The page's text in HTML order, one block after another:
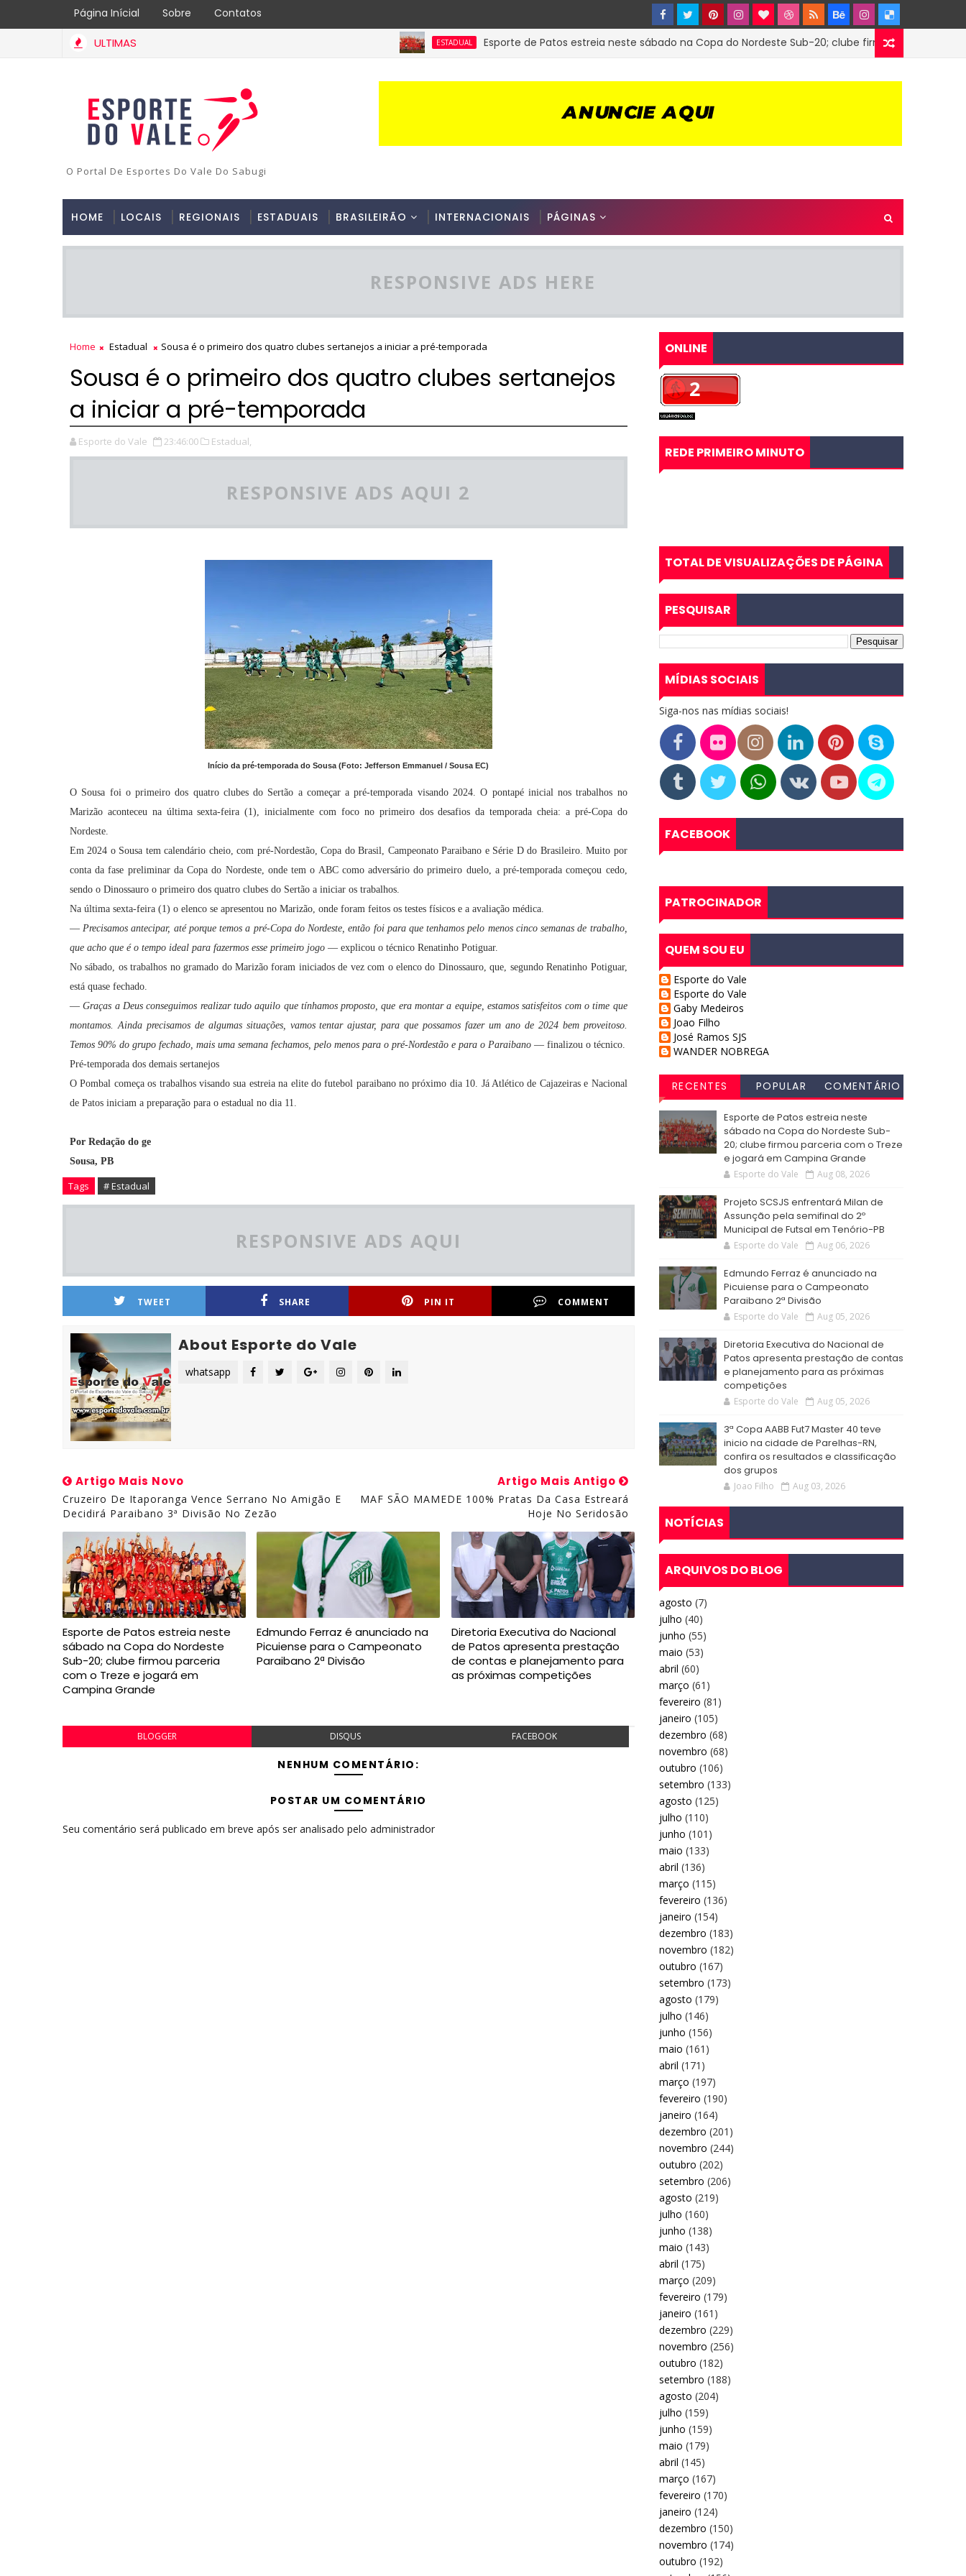
Página Inícial Sobre Contatos
ULTIMAS ESTADUAL Esporte de Patos estreia neste sábado na Copa do Nordeste Sub-20; clube firmou parceria com o
O Portal De Esportes Do Vale Do Sabugi
HOME LOCAIS REGIONAIS ESTADUAIS BRASILEIRÃO INTERNACIONAIS PÁGINAS
RESPONSIVE ADS HERE
Home Estadual Sousa é o primeiro dos quatro clubes sertanejos a iniciar a pré-temporada
Sousa é o primeiro dos quatro clubes sertanejos
a iniciar a pré-temporada
Esporte do Vale 23:46:00 Estadual,
RESPONSIVE ADS AQUI 2
Início da pré-temporada do Sousa (Foto: Jefferson Emmanuel / Sousa EC)
O Sousa foi o primeiro dos quatro clubes do Sertão a começar a pré-temporada visando 2024. O pontapé inicial nos trabalhos no
Marizão aconteceu na última sexta-feira (1), inicialmente com foco no primeiro dos desafios da temporada cheia: a pré-Copa do
Nordeste.
Em 2024 o Sousa tem calendário cheio, com pré-Nordestão, Copa do Brasil, Campeonato Paraibano e Série D do Brasileiro. Muito por
conta da fase preliminar da Copa do Nordeste, onde tem o ABC como adversário do primeiro duelo, a pré-temporada começou cedo,
sendo o Dinossauro o primeiro dos quatro clubes do Sertão a iniciar os trabalhos.
Na última sexta-feira (1) o elenco se apresentou no Marizão, onde foram feitos os testes físicos e a avaliação médica.
— Precisamos antecipar, até porque temos a pré-Copa do Nordeste, então foi para que tenhamos pelo menos cinco semanas de trabalho,
que acho que é o tempo ideal para fazermos esse primeiro jogo — explicou o técnico Renatinho Potiguar.
No sábado, os trabalhos no gramado do Marizão foram iniciados de vez com o elenco do Dinossauro, que, segundo Renatinho Potiguar,
está quase fechado.
—Graças a Deus conseguimos realizar tudo aquilo que tínhamos proposto, que era montar a equipe, estamos satisfeitos com o time que
montamos. Ainda precisamos de algumas situações, vamos tentar ajustar, para que possamos fazer um ano de 2024 bem proveitoso.
Temos 90% do grupo fechado, mais uma semana fechamos, pelo menos para o pré-Nordestão e para o Paraibano — finalizou o técnico.
Pré-temporada dos demais sertanejos
O Pombal começa os trabalhos visando sua estreia na elite do futebol paraibano no próximo dia 10. Já Atlético de Cajazeiras e Nacional
de Patos iniciam a preparação para o estadual no dia 11.
Por Redação do ge
Sousa, PB
Tags # Estadual
RESPONSIVE ADS AQUI
TWEET SHARE PIN IT COMMENT
About Esporte do Vale
whatsapp
Artigo Mais Novo
Cruzeiro De Itaporanga Vence Serrano No Amigão E
Decidirá Paraibano 3ª Divisão No Zezão
Artigo Mais Antigo
MAF SÃO MAMEDE 100% Pratas Da Casa Estreará
Hoje No Seridosão
Esporte de Patos estreia neste
sábado na Copa do Nordeste
Sub-20; clube firmou parceria
com o Treze e jogará em
Campina Grande
Edmundo Ferraz é anunciado na
Picuiense para o Campeonato
Paraibano 2ª Divisão
Diretoria Executiva do Nacional
de Patos apresenta prestação
de contas e planejamento para
as próximas competições
BLOGGER DISQUS FACEBOOK
NENHUM COMENTÁRIO:
POSTAR UM COMENTÁRIO
Seu comentário será publicado em breve após ser analisado pelo administrador
ONLINE
REDE PRIMEIRO MINUTO
TOTAL DE VISUALIZAÇÕES DE PÁGINA
PESQUISAR
MÍDIAS SOCIAIS
Siga-nos nas mídias sociais!
FACEBOOK
PATROCINADOR
QUEM SOU EU
Esporte do Vale
Esporte do Vale
Gaby Medeiros
Joao Filho
José Ramos SJS
WANDER NOBREGA
RECENTES POPULAR
COMENTÁRIO
Esporte de Patos estreia neste
sábado na Copa do Nordeste Sub-
20; clube firmou parceria com o Treze
e jogará em Campina Grande
Esporte do Vale Aug 08, 2026
Projeto SCSJS enfrentará Milan de
Assunção pela semifinal do 2º
Municipal de Futsal em Tenório-PB
Esporte do Vale Aug 06, 2026
Edmundo Ferraz é anunciado na
Picuiense para o Campeonato
Paraibano 2ª Divisão
Esporte do Vale Aug 05, 2026
Diretoria Executiva do Nacional de
Patos apresenta prestação de contas
e planejamento para as próximas
competições
Esporte do Vale Aug 05, 2026
3ª Copa AABB Fut7 Master 40 teve
inicio na cidade de Parelhas-RN,
confira os resultados e classificação
dos grupos
Joao Filho Aug 03, 2026
NOTÍCIAS
ARQUIVOS DO BLOG
agosto (7)
julho (40)
junho (55)
maio (53)
abril (60)
março (61)
fevereiro (81)
janeiro (105)
dezembro (68)
novembro (68)
outubro (106)
setembro (133)
agosto (125)
julho (110)
junho (101)
maio (133)
abril (136)
março (115)
fevereiro (136)
janeiro (154)
dezembro (183)
novembro (182)
outubro (167)
setembro (173)
agosto (179)
julho (146)
junho (156)
maio (161)
abril (171)
março (197)
fevereiro (190)
janeiro (164)
dezembro (201)
novembro (244)
outubro (202)
setembro (206)
agosto (219)
julho (160)
junho (138)
maio (143)
abril (175)
março (209)
fevereiro (179)
janeiro (161)
dezembro (229)
novembro (256)
outubro (182)
setembro (188)
agosto (204)
julho (159)
junho (159)
maio (179)
abril (145)
março (167)
fevereiro (170)
janeiro (124)
dezembro (150)
novembro (174)
outubro (192)